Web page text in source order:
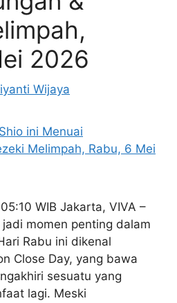
2026
Wijaya
WIB Jakarta, VIVA –
momen penting dalam
Rabu ini dikenal
Close Day, yang bawa
sesuatu yang
lagi. Meski